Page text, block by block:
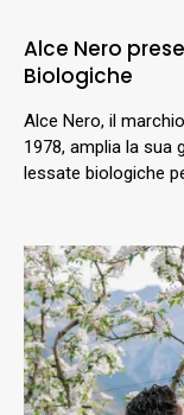
Alce Nero
Biologiche
Alce Nero, il
1978, amplia la sua
lessate biologiche